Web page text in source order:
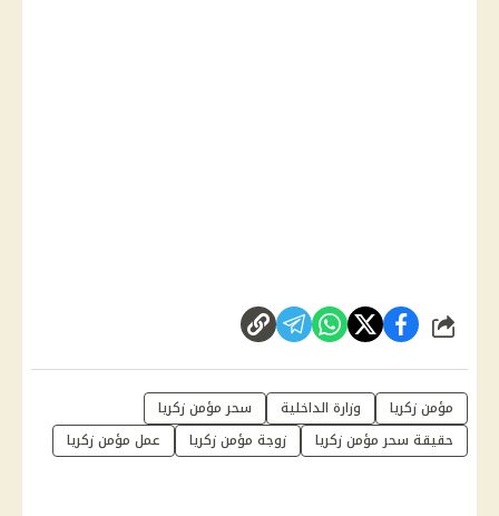
شارك
مؤمن زكريا وزارة الداخلية
سحر مؤمن زكريا
حقيقة سحر مؤمن زكريا
زوجة مؤمن زكريا عمل مؤمن زكريا